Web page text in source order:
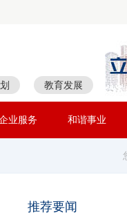
教育发展
业服务 和谐事业
推荐要闻